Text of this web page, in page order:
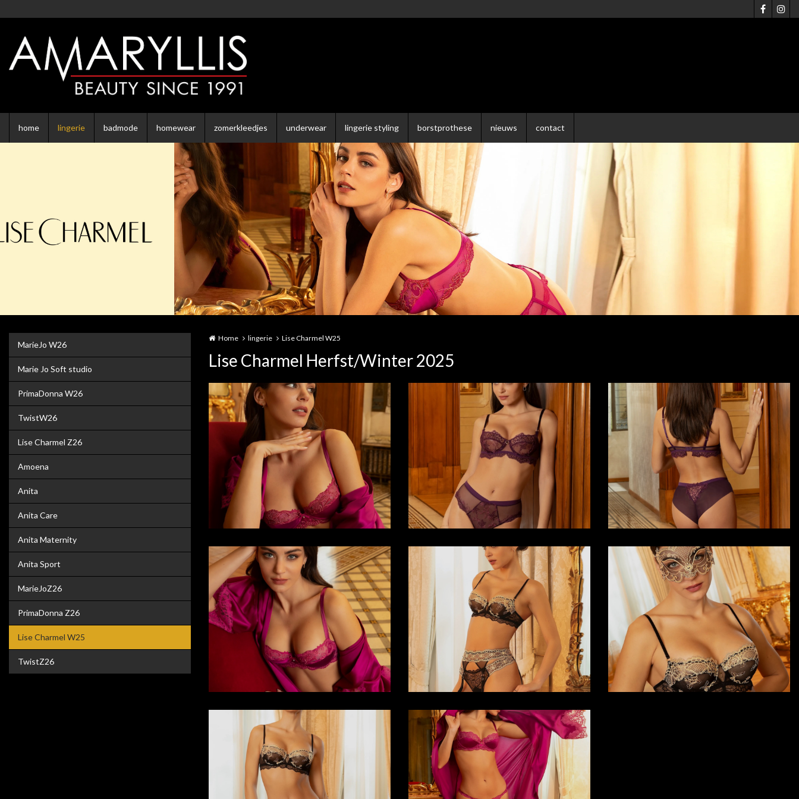
home lingerie badmode homewear zomerkleedjes underwear lingerie styling borstprothese nieuws contact
MarieJo W26
Marie Jo Soft studio
PrimaDonna W26
TwistW26
Lise Charmel Z26
Amoena
Anita
Anita Care
Anita Maternity
Anita Sport
MarieJoZ26
PrimaDonna Z26
Lise Charmel W25
TwistZ26
Home lingerie Lise Charmel W25
Lise Charmel Herfst/Winter 2025